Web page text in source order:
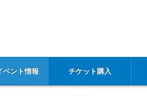
ベント情報 チケット購入